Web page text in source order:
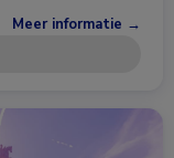
Meer informatie →